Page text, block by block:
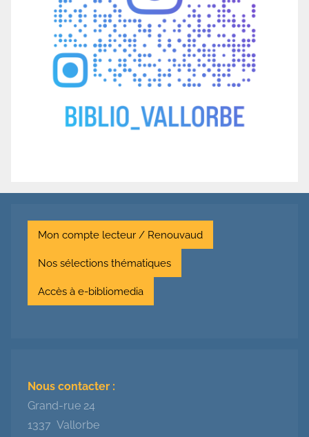
Mon compte lecteur / Renouvaud
Nos sélections thématiques
Accès à e-bibliomedia
Nous contacter :
Grand-rue 24
1337 Vallorbe